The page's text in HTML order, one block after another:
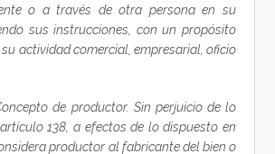
o a través de otra persona en su
sus instrucciones, con un propósito
actividad comercial, empresarial, oficio
de productor. Sin perjuicio de lo
138, a efectos de lo dispuesto en
productor al fabricante del bien o